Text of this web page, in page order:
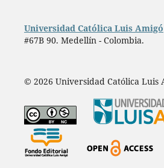
Universidad Católica Luis Amigó
#67B 90. Medellín - Colombia.
© 2026 Universidad Católica Luis